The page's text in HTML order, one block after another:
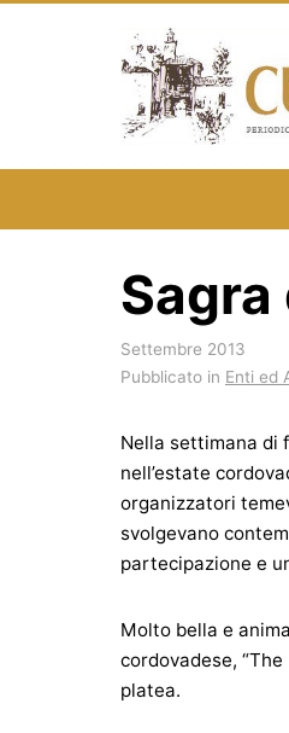
Settembre 2013
Pubblicato in Enti ed
Nella settimana di
nell’estate
organizzatori
svolgevano
partecipazione e
Molto bella e
cordovadese,
platea.